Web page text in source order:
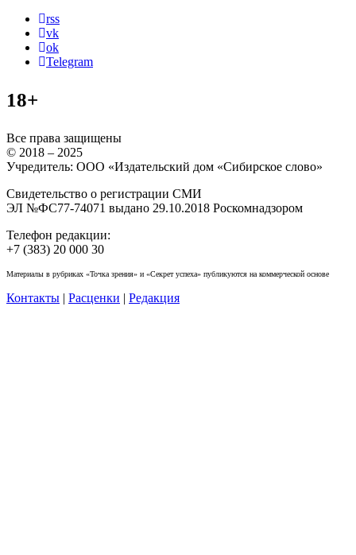
rss
vk
ok
Telegram
18+
Все права защищены
© 2018 – 2025
Учредитель: ООО «Издательский дом «Сибирское слово»
Свидетельство о регистрации СМИ
ЭЛ №ФС77-74071 выдано 29.10.2018 Роскомнадзором
Телефон редакции:
+7 (383) 20 000 30
Материалы в рубриках «Точка зрения» и «Секрет успеха» публикуются на коммерческой основе
Контакты | Расценки | Редакция